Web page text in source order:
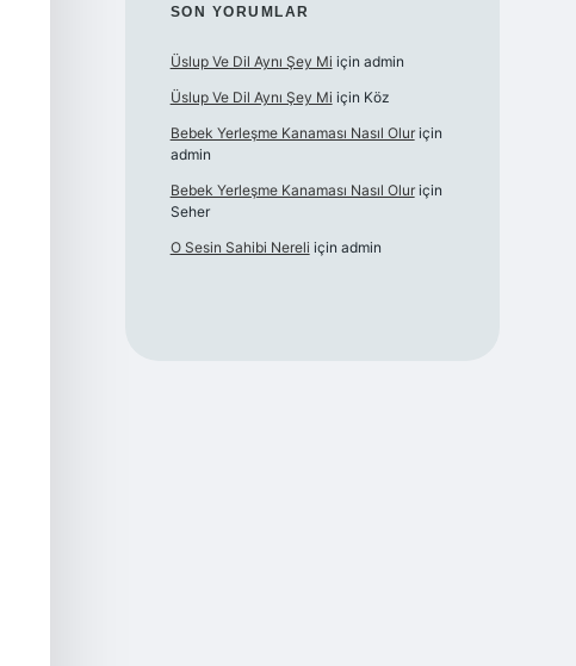
SON YORUMLAR
Üslup Ve Dil Aynı Şey Mi için admin
Üslup Ve Dil Aynı Şey Mi için Köz
Bebek Yerleşme Kanaması Nasıl Oluriçin
admin
Bebek Yerleşme Kanaması Nasıl Oluriçin
Seher
O Sesin Sahibi Nereli için admin